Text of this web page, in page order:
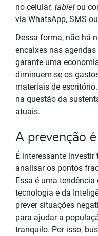
no celular, tabletou
via WhatsApp, SMS ou
Dessa forma, não há
encaixes nas
garante uma
diminuem-se os
materiais de
na questão da
atuais.
A prevenção
É interessante
analisar os pontos
Essa é uma
tecnologia e da
prever situações
para ajudar a
tranquilo. Por isso,